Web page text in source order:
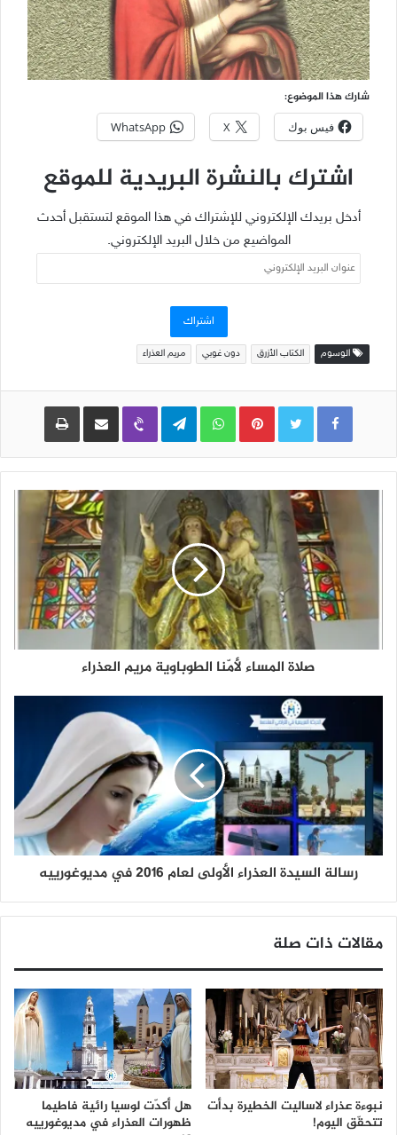
شارك هذا الموضوع:
فيس بوك X
WhatsApp
اشترك بالنشرة البريدية للموقع
أدخل بريدك الإلكتروني للإشتراك في هذا الموقع لتستقبل أحدث
المواضيع من خلال البريد الإلكتروني.
عنوان
البريد
اشتراك
الوسوم الكتاب الأزرق دون غوبي مريم العذراء
Pinterest
WhatsApp
Telegram
Viber مشاركة عبر البريد طباعة
صلاة المساء لأمّنا الطوباوية مريم العذراء
رسالة السيدة العذراء الأولى لعام 2016 في مديوغورييه
مقالات ذات صلة
نبوءة عذراء لاساليت الخطيرة بدأت
تتحقّق اليوم!
هل أكدّت لوسيا رائية فاطيما
ظهورات العذراء في مديوغورييه